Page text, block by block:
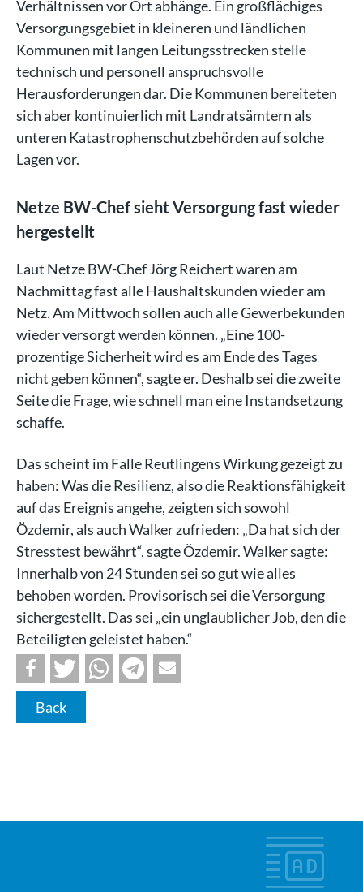
Verhältnissen vor Ort abhänge. Ein großflächiges
Versorgungsgebiet in kleineren und ländlichen
Kommunen mit langen Leitungsstrecken stelle
technisch und personell anspruchsvolle
Herausforderungen dar. Die Kommunen bereiteten
sich aber kontinuierlich mit Landratsämtern als
unteren Katastrophenschutzbehörden auf solche
Lagen vor.
Netze BW-Chef sieht Versorgung fast wieder
hergestellt
Laut Netze BW-Chef Jörg Reichert waren am
Nachmittag fast alle Haushaltskunden wieder am
Netz. Am Mittwoch sollen auch alle Gewerbekunden
wieder versorgt werden können. „Eine 100-
prozentige Sicherheit wird es am Ende des Tages
nicht geben können“, sagte er. Deshalb sei die zweite
Seite die Frage, wie schnell man eine Instandsetzung
schaffe.
Das scheint im Falle Reutlingens Wirkung gezeigt zu
haben: Was die Resilienz, also die Reaktionsfähigkeit
auf das Ereignis angehe, zeigten sich sowohl
Özdemir, als auch Walker zufrieden: „Da hat sich der
Stresstest bewährt“, sagte Özdemir. Walker sagte:
Innerhalb von 24 Stunden sei so gut wie alles
behoben worden. Provisorisch sei die Versorgung
sichergestellt. Das sei „ein unglaublicher Job, den die
Beteiligten geleistet haben.“
Back